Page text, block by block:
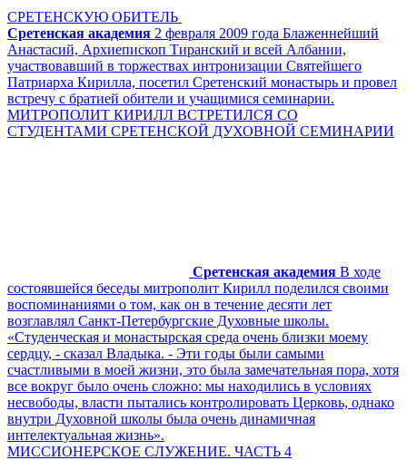
СРЕТЕНСКУЮ ОБИТЕЛЬ
Сретенская академия 2 февраля 2009 года Блаженнейший
Анастасий, Архиепископ Тиранский и всей Албании,
участвовавший в торжествах интронизации Святейшего
Патриарха Кирилла, посетил Сретенский монастырь и провел
встречу с братией обители и учащимися семинарии.
МИТРОПОЛИТ КИРИЛЛ ВСТРЕТИЛСЯ СО
СТУДЕНТАМИ СРЕТЕНСКОЙ ДУХОВНОЙ СЕМИНАРИИ
Сретенская академия В ходе
состоявшейся беседы митрополит Кирилл поделился своими
воспоминаниями о том, как он в течение десяти лет
возглавлял Санкт-Петербургские Духовные школы.
«Студенческая и монастырская среда очень близки моему
сердцу, - сказал Владыка. - Эти годы были самыми
счастливыми в моей жизни, это была замечательная пора, хотя
все вокруг было очень сложно: мы находились в условиях
несвободы, власти пытались контролировать Церковь, однако
внутри Духовной школы была очень динамичная
интелектуальная жизнь».
МИССИОНЕРСКОЕ СЛУЖЕНИЕ. ЧАСТЬ 4